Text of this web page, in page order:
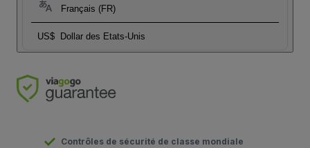
Français (FR)
US$ Dollar des Etats-Unis
Contrôles de sécurité de classe mondiale